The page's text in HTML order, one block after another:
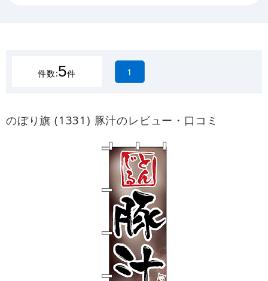
件数:5件 1
のぼり旗 (1331) 豚汁のレビュー・口コミ